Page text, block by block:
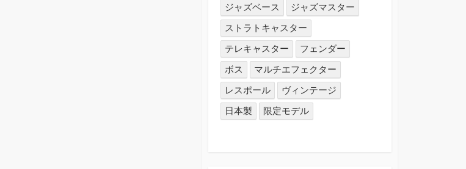
ジャズベース
ジャズマスター
ストラトキャスター
テレキャスター
フェンダー
ボス
マルチエフェクター
レスポール
ヴィンテージ
日本製
限定モデル